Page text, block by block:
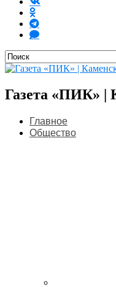
Газета «ПИК» |
Главное
Общество